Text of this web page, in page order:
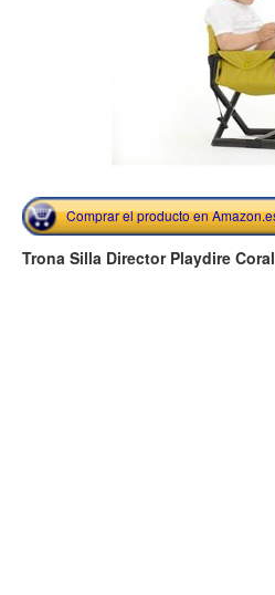
Comprar el producto en
Trona Silla Director Playdire Coral